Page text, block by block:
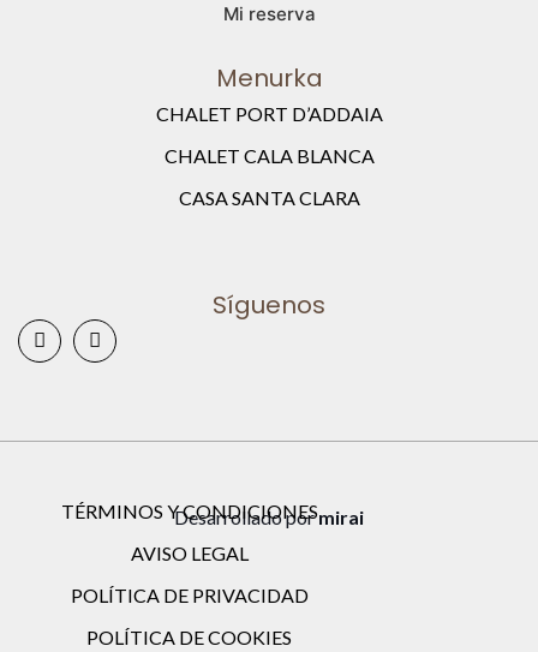
Mi reserva
Menurka
CHALET PORT D’ADDAIA
CHALET CALA BLANCA
CASA SANTA CLARA
Síguenos
TÉRMINOS Y CONDICIONES
AVISO LEGAL
POLÍTICA DE PRIVACIDAD
POLÍTICA DE COOKIES
Desarrollado pormirai